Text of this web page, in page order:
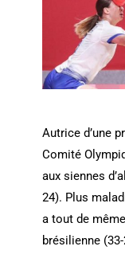
Autrice d’une
Comité
aux siennes
24). Plus
a tout de
brésilienne